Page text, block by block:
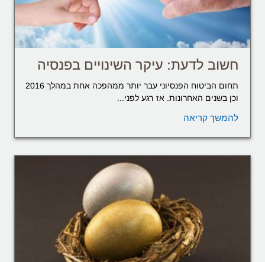
חשוב לדעת: עיקר השינויים בפנסיה
תחום הביטוח הפנסיוני עבר יותר ממהפכה אחת במהלך 2016
וכן בשנים האחרונות. אז רגע לפני...
להמשך קריאה